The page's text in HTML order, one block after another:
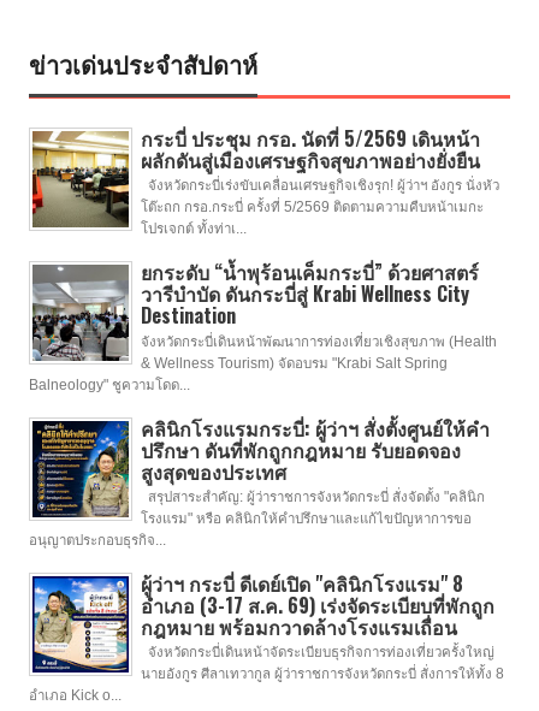
ข่าวเด่นประจำสัปดาห์
กระบี่ ประชุม กรอ. นัดที่ 5/2569 เดินหน้า
ผลักดันสู่เมืองเศรษฐกิจสุขภาพอย่างยั่งยืน
จังหวัดกระบี่เร่งขับเคลื่อนเศรษฐกิจเชิงรุก! ผู้ว่าฯ อังกูร นั่งหัว
โต๊ะถก กรอ.กระบี่ ครั้งที่ 5/2569 ติดตามความคืบหน้าเมกะ
โปรเจกต์ ทั้งท่าเ...
ยกระดับ “น้ำพุร้อนเค็มกระบี่” ด้วยศาสตร์
วารีบำบัด ดันกระบี่สู่ Krabi Wellness City
Destination
จังหวัดกระบี่เดินหน้าพัฒนาการท่องเที่ยวเชิงสุขภาพ (Health
& Wellness Tourism) จัดอบรม "Krabi Salt Spring
Balneology" ชูความโดด...
คลินิกโรงแรมกระบี่: ผู้ว่าฯ สั่งตั้งศูนย์ให้คำ
ปรึกษา ดันที่พักถูกกฎหมาย รับยอดจอง
สูงสุดของประเทศ
สรุปสาระสำคัญ: ผู้ว่าราชการจังหวัดกระบี่ สั่งจัดตั้ง "คลินิก
โรงแรม" หรือ คลินิกให้คำปรึกษาและแก้ไขปัญหาการขอ
อนุญาตประกอบธุรกิจ...
ผู้ว่าฯ กระบี่ ดีเดย์เปิด "คลินิกโรงแรม" 8
อำเภอ (3-17 ส.ค. 69) เร่งจัดระเบียบที่พักถูก
กฎหมาย พร้อมกวาดล้างโรงแรมเถื่อน
จังหวัดกระบี่เดินหน้าจัดระเบียบธุรกิจการท่องเที่ยวครั้งใหญ่
นายอังกูร ศีลาเทวากูล ผู้ว่าราชการจังหวัดกระบี่ สั่งการให้ทั้ง 8
อำเภอ Kick o...